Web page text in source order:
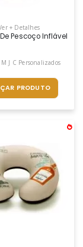
+ Detalhes
Pescoço Inflável Em
J C Personalizados
PRODUTO